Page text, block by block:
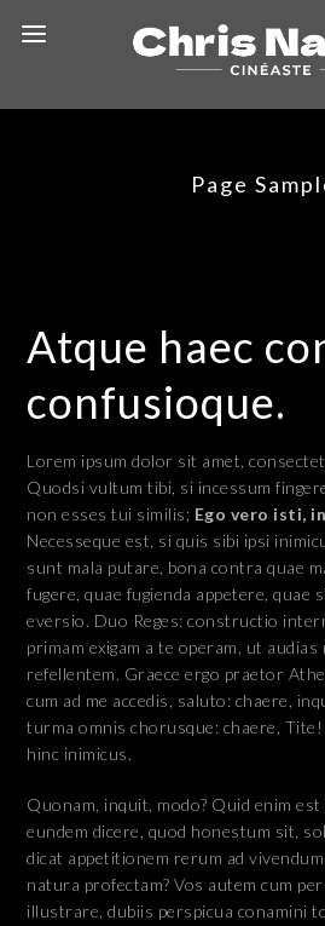
Page
Atque haec
confusioque.
Lorem ipsum dolor sit amet,
Quodsi vultum tibi, si incessum
non esses tui similis; Ego vero isti,
Necesseque est, si quis sibi ipsi
sunt mala putare, bona contra quae
fugere, quae fugienda appetere, quae
eversio. Duo Reges: constructio
primam exigam a te operam, ut
refellentem. Graece ergo praetor
cum ad me accedis, saluto: chaere,
turma omnis chorusque: chaere,
hinc inimicus.
Quonam, inquit, modo? Quid enim
eundem dicere, quod honestum sit,
dicat appetitionem rerum ad
natura profectam? Vos autem cum
illustrare, dubiis perspicua conamini